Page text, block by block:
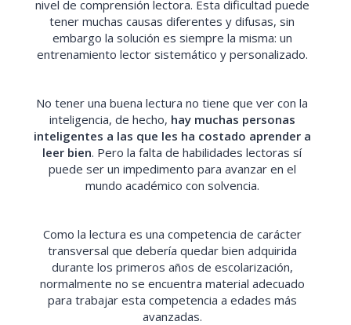
nivel de comprensión lectora. Esta dificultad puede
tener muchas causas diferentes y difusas, sin
embargo la solución es siempre la misma: un
entrenamiento lector sistemático y personalizado.
No tener una buena lectura no tiene que ver con la
inteligencia, de hecho, hay muchas personas
inteligentes a las que les ha costado aprender a
leer bien. Pero la falta de habilidades lectoras sí
puede ser un impedimento para avanzar en el
mundo académico con solvencia.
Como la lectura es una competencia de carácter
transversal que debería quedar bien adquirida
durante los primeros años de escolarización,
normalmente no se encuentra material adecuado
para trabajar esta competencia a edades más
avanzadas.